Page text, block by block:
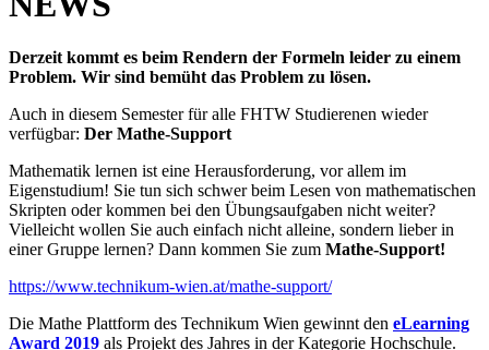
Derzeit kommt es beim Rendern der Formeln leider zu einem
Problem. Wir sind bemüht das Problem zu lösen.
Auch in diesem Semester für alle FHTW Studierenen wieder
verfügbar: Der Mathe-Support
Mathematik lernen ist eine Herausforderung, vor allem im
Eigenstudium! Sie tun sich schwer beim Lesen von mathematischen
Skripten oder kommen bei den Übungsaufgaben nicht weiter?
Vielleicht wollen Sie auch einfach nicht alleine, sondern lieber in
einer Gruppe lernen? Dann kommen Sie zum Mathe-Support!
https://www.technikum-wien.at/mathe-support/
Die Mathe Plattform des Technikum Wien gewinnt den eLearning
Award 2019 als Projekt des Jahres in der Kategorie Hochschule.